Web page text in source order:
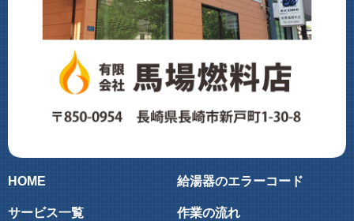
HOME
サービス一覧
給湯器のエラーコード
作業の流れ